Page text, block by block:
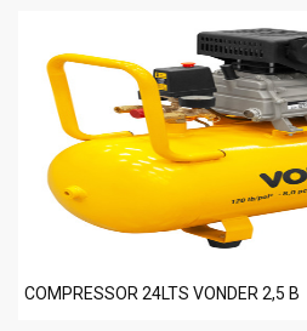
COMPRESSOR 24LTS VONDER 2,5 B